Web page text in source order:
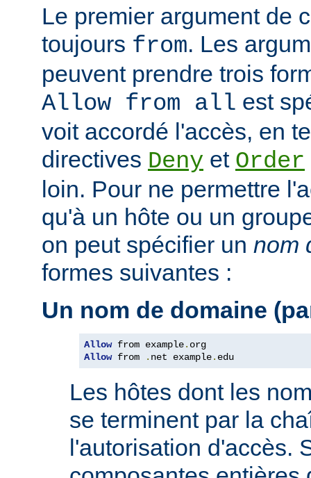
Le premier argument de
toujours from. Les
peuvent prendre trois
Allow from all est
voit accordé l'accès, en
directives Deny et Order
loin. Pour ne permettre
qu'à un hôte ou un
on peut spécifier un nom
formes suivantes :
Un nom de domaine
Allow from example.
Allow from . net example. edu
Les hôtes dont les
se terminent par la
l'autorisation d'accès.